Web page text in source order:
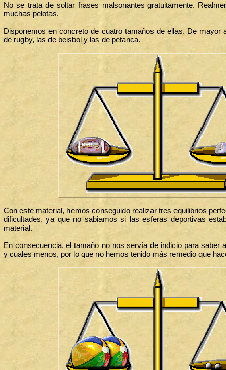
No se trata de soltar frases malsonantes gratuitamente.
muchas pelotas.
Disponemos en concreto de cuatro tamaños de ellas. De mayor
de rugby, las de beisbol y las de petanca.
Con este material, hemos conseguido realizar tres equilibrios
dificultades, ya que no sabiamos si las esferas deportivas
material.
En consecuencia, el tamaño no nos servía de indicio para saber
y cuales menos, por lo que no hemos tenido más remedio que